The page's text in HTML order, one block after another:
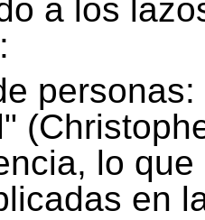
a los
lo
en